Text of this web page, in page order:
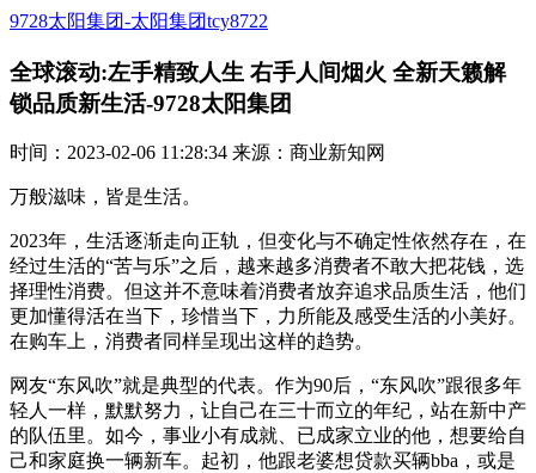
9728太阳集团-太阳集团tcy8722
全球滚动:左手精致人生 右手人间烟火 全新天籁解
锁品质新生活-9728太阳集团
时间：2023-02-06 11:28:34 来源：商业新知网
万般滋味，皆是生活。
2023年，生活逐渐走向正轨，但变化与不确定性依然存在，在
经过生活的“苦与乐”之后，越来越多消费者不敢大把花钱，选
择理性消费。但这并不意味着消费者放弃追求品质生活，他们
更加懂得活在当下，珍惜当下，力所能及感受生活的小美好。
在购车上，消费者同样呈现出这样的趋势。
网友“东风吹”就是典型的代表。作为90后，“东风吹”跟很多年
轻人一样，默默努力，让自己在三十而立的年纪，站在新中产
的队伍里。如今，事业小有成就、已成家立业的他，想要给自
己和家庭换一辆新车。起初，他跟老婆想贷款买辆bba，或是